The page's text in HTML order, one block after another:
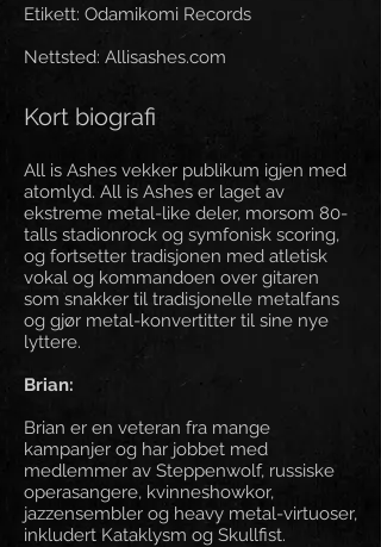
Etikett: Odamikomi Records
Nettsted: Allisashes.com
Kort biografi
All is Ashes vekker publikum igjen med
atomlyd. All is Ashes er laget av
ekstreme metal-like deler, morsom 80-
talls stadionrock og symfonisk scoring,
og fortsetter tradisjonen med atletisk
vokal og kommandoen over gitaren
som snakker til tradisjonelle metalfans
og gjør metal-konvertitter til sine nye
lyttere.
Brian:
Brian er en veteran fra mange
kampanjer og har jobbet med
medlemmer av Steppenwolf, russiske
operasangere, kvinneshowkor,
jazzensembler og heavy metal-virtuoser,
inkludert Kataklysm og Skullfist.